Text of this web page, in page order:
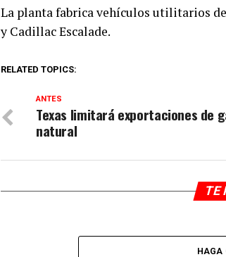
La planta fabrica vehículos utilitarios
y Cadillac Escalade.
RELATED TOPICS:
ANTES
Texas limitará exportaciones de
natural
TE
HAGA